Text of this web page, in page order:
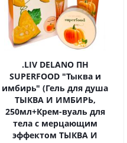
.LIV DELANO ПН
SUPERFOOD "Тыква и
имбирь" (Гель для душа
ТЫКВА И ИМБИРЬ,
250мл+Крем-вуаль для
тела с мерцающим
эффектом ТЫКВА И